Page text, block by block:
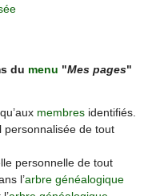
du menu "Mes pages"
membresidentifiés.
personnalisée de tout
personnelle de tout
l’arbre généalogique